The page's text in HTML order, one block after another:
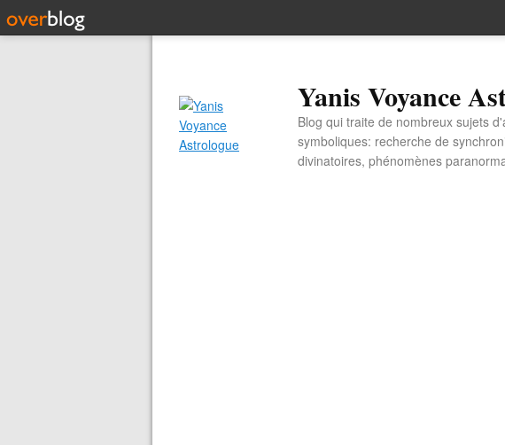
Yanis Voyance
Blog qui traite de nombreux sujets
symboliques: recherche de
divinatoires, phénomènes